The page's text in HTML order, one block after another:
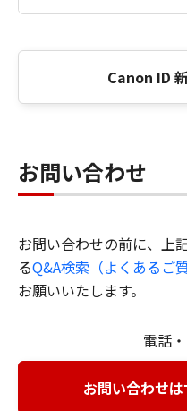
Canon ID
お問い合わせ
お問い合わせの前に、上
るQ&A検索（よくあるご質
お願いいたします。
電話
お問い合わせ